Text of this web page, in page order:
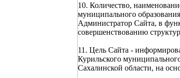
10. Количество,
муниципального
Администратор Сайта, в
совершенствованию
11. Цель Сайта -
Курильского
Сахалинской области, на